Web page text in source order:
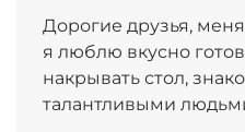
Дорогие друзья,
я люблю вкусно
накрывать стол,